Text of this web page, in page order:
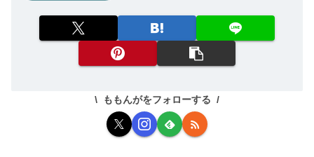
ももんがをフォローする